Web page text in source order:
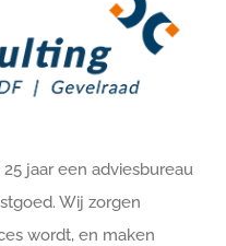
jaar een adviesbureau
Wij zorgen
wordt, en maken